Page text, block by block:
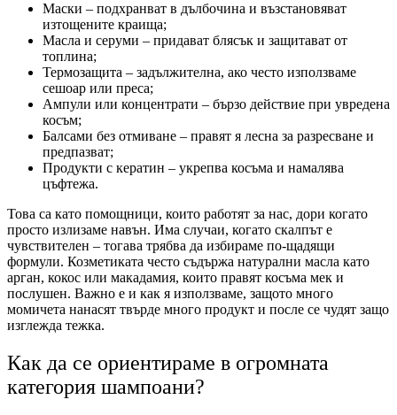
Маски – подхранват в дълбочина и възстановяват
изтощените краища;
Масла и серуми – придават блясък и защитават от
топлина;
Термозащита – задължителна, ако често използваме
сешоар или преса;
Ампули или концентрати – бързо действие при увредена
косъм;
Балсами без отмиване – правят я лесна за разресване и
предпазват;
Продукти с кератин – укрепва косъма и намалява
цъфтежа.
Това са като помощници, които работят за нас, дори когато
просто излизаме навън. Има случаи, когато скалпът е
чувствителен – тогава трябва да избираме по-щадящи
формули. Козметиката често съдържа натурални масла като
арган, кокос или макадамия, които правят косъма мек и
послушен. Важно е и как я използваме, защото много
момичета нанасят твърде много продукт и после се чудят защо
изглежда тежка.
Как да се ориентираме в огромната
категория шампоани?